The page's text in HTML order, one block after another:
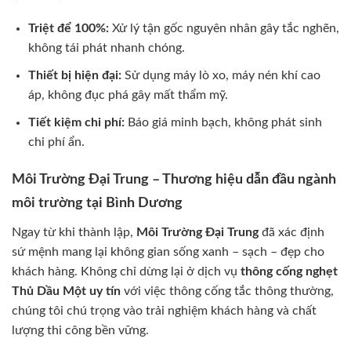
Triệt để 100%:Xử lý tận gốc nguyên nhân gây tắc nghẽn,
không tái phát nhanh chóng.
Thiết bị hiện đại:Sử dụng máy lò xo, máy nén khí cao
áp, không đục phá gây mất thẩm mỹ.
Tiết kiệm chi phí:Báo giá minh bạch, không phát sinh
chi phí ẩn.
Môi Trường Đại Trung – Thương hiệu dẫn đầu ngành
môi trường tại Bình Dương
Ngay từ khi thành lập, Môi Trường Đại Trungđã xác định
sứ mệnh mang lại không gian sống xanh – sạch – đẹp cho
khách hàng. Không chỉ dừng lại ở dịch vụ thông cống nghẹt
Thủ Dầu Một uy tín với việc thông cống tắc thông thường,
chúng tôi chú trọng vào trải nghiệm khách hàng và chất
lượng thi công bền vững.